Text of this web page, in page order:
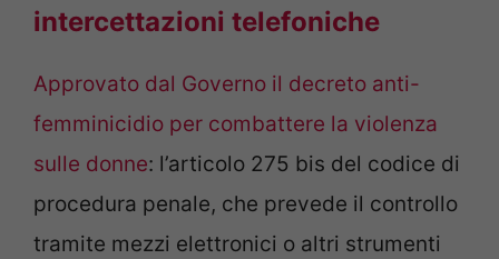
intercettazioni telefoniche
Approvato dal Governo il decreto anti-
femminicidio per combattere la violenza
sulle donne: l’articolo 275 bis del codice di
procedura penale, che prevede il controllo
tramite mezzi elettronici o altri strumenti